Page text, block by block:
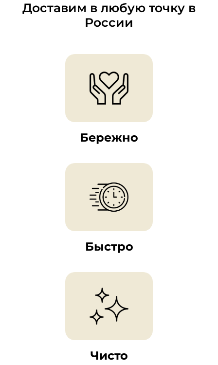
Доставим в любую точку в
России
Бережно
Быстро
Чисто